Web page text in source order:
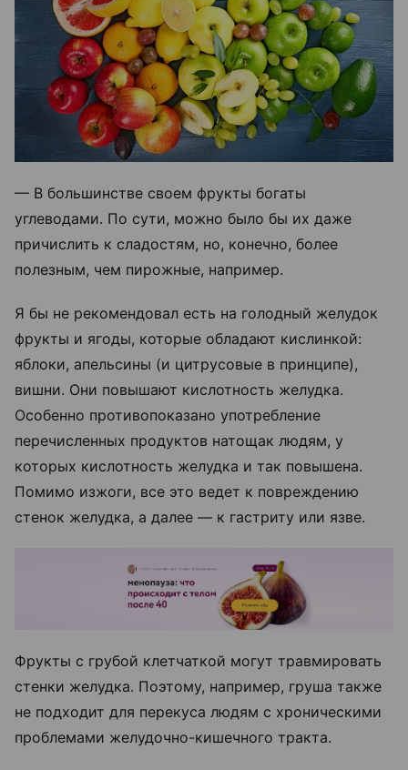
— В большинстве своем фрукты богаты
углеводами. По сути, можно было бы их даже
причислить к сладостям, но, конечно, более
полезным, чем пирожные, например.
Я бы не рекомендовал есть на голодный желудок
фрукты и ягоды, которые обладают кислинкой:
яблоки, апельсины (и цитрусовые в принципе),
вишни. Они повышают кислотность желудка.
Особенно противопоказано употребление
перечисленных продуктов натощак людям, у
которых кислотность желудка и так повышена.
Помимо изжоги, все это ведет к повреждению
стенок желудка, а далее — к гастриту или язве.
Фрукты с грубой клетчаткой могут травмировать
стенки желудка. Поэтому, например, груша также
не подходит для перекуса людям с хроническими
проблемами желудочно-кишечного тракта.